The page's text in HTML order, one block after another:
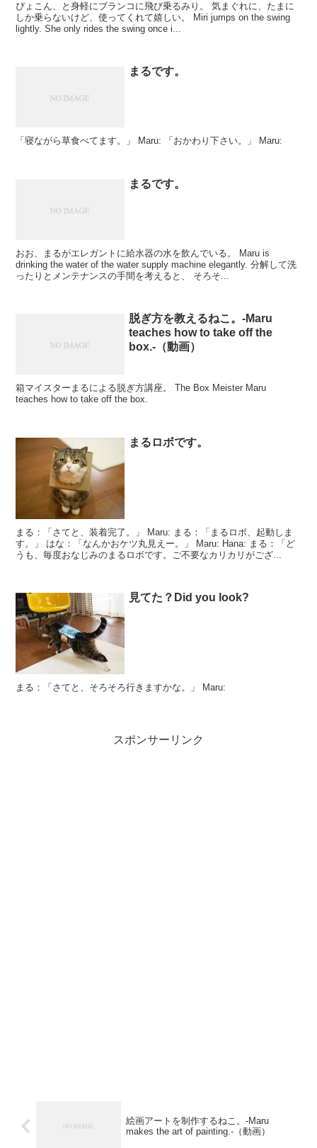
ぴょこん、と身軽にブランコに飛び乗るみり。 気まぐれに、たまに
しか乗らないけど、使ってくれて嬉しい。 Miri jumps on the swing
lightly. She only rides the swing once i...
まるです。
「寝ながら草食べてます。」 Maru: 「おかわり下さい。」 Maru:
まるです。
おお、まるがエレガントに給水器の水を飲んでいる。 Maru is
drinking the water of the water supply machine elegantly. 分解して洗
ったりとメンテナンスの手間を考えると、 そろそ...
脱ぎ方を教えるねこ。-Maru
teaches how to take off the
box.-（動画）
箱マイスターまるによる脱ぎ方講座。 The Box Meister Maru
teaches how to take off the box.
まるロボです。
まる：「さてと、装着完了。」 Maru: まる：「まるロボ、起動しま
す。」 はな：「なんかおケツ丸見えー。」 Maru: Hana: まる：「ど
うも、毎度おなじみのまるロボです。ご不要なカリカリがござ...
見てた？Did you look?
まる：「さてと、そろそろ行きますかな。」 Maru:
スポンサーリンク
絵画アートを制作するねこ。-Maru
makes the art of painting.-（動画）